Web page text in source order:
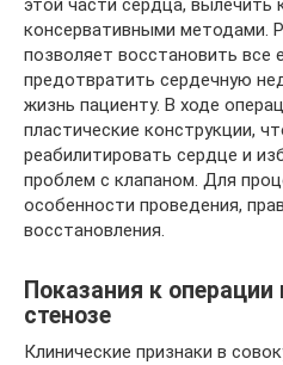
этой части сердца,
консервативными методами.
позволяет восстановить все
предотвратить сердечную
жизнь пациенту. В ходе
пластические конструкции,
реабилитировать сердце и
проблем с клапаном. Для
особенности проведения,
восстановления.
Показания к
стенозе
Клинические признаки в